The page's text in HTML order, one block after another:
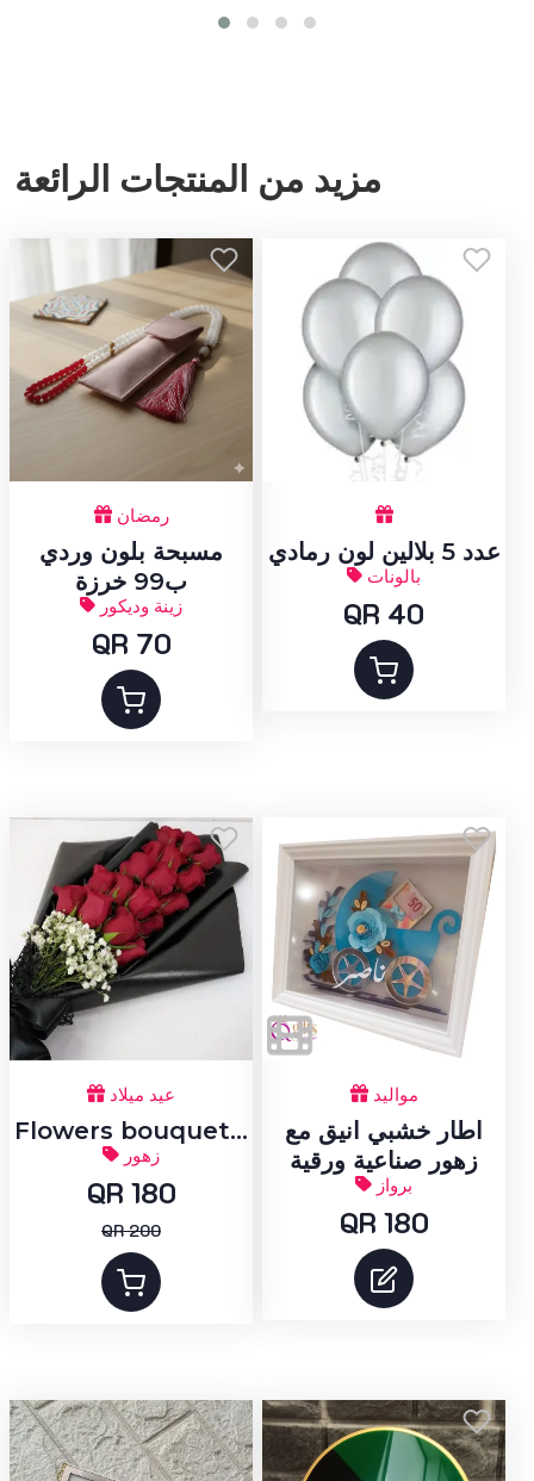
مزيد من المنتجات الرائعة
رمضان
مسبحة بلون وردي
ب99 خرزة
زينة وديكور
QR 70
عدد 5 بلالين لون رمادي
بالونات
QR 40
عيد ميلاد
Flowers bouquet...
زهور
QR 180
QR 200
مواليد
اطار خشبي انيق مع
زهور صناعية ورقية
برواز
QR 180